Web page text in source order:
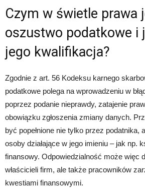
Czym w świetle prawa
oszustwo podatkowe i
jego kwalifikacja?
Zgodnie z art. 56 Kodeksu karnego
podatkowe polega na wprowadzeniu w
poprzez podanie nieprawdy, zatajenie
obowiązku zgłoszenia zmiany danych.
być popełnione nie tylko przez podatnika,
osoby działające w jego imieniu – jak np.
finansowy. Odpowiedzialność może więc
właścicieli firm, ale także pracowników
kwestiami finansowymi.